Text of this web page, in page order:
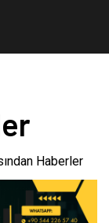
Haberler